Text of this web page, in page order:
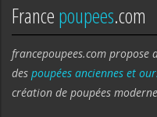
Francepoupees.com
francepoupees.com
des poupées anciennes et
création de poupées